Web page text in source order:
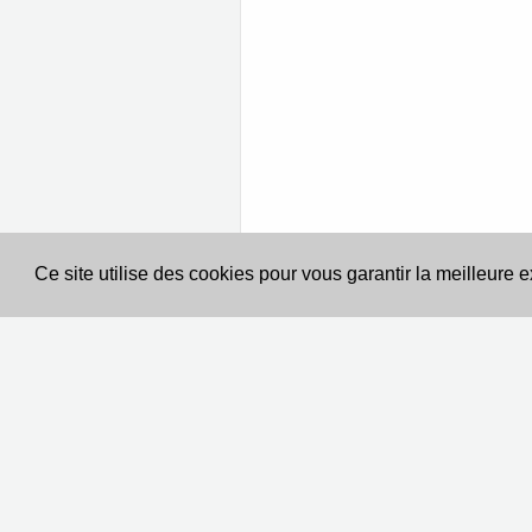
Ce site utilise des cookies pour vous garantir la meilleure